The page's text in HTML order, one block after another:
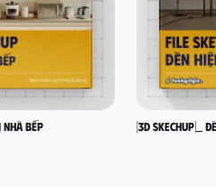
nhà bếp [3D SKECHUP]_